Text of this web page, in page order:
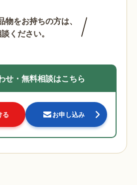
をお持ちの方は、
ください。
せ・無料相談はこちら
る お申し込み